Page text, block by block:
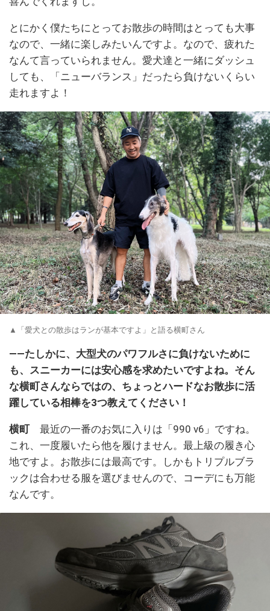
とにかく僕たちにとってお散歩の時間はとっても大事
なので、一緒に楽しみたいんですよ。なので、疲れた
なんて言っていられません。愛犬達と一緒にダッシュ
しても、「ニューバランス」だったら負けないくらい
走れますよ！
▲「愛犬との散歩はランが基本ですよ」と語る横町さん
――たしかに、大型犬のパワフルさに負けないために
も、スニーカーには安心感を求めたいですよね。そん
な横町さんならではの、ちょっとハードなお散歩に活
躍している相棒を3つ教えてください！
横町最近の一番のお気に入りは「990 v6」ですね。
これ、一度履いたら他を履けません。最上級の履き心
地ですよ。お散歩には最高です。しかもトリプルブラ
ックは合わせる服を選びませんので、コーデにも万能
なんです。